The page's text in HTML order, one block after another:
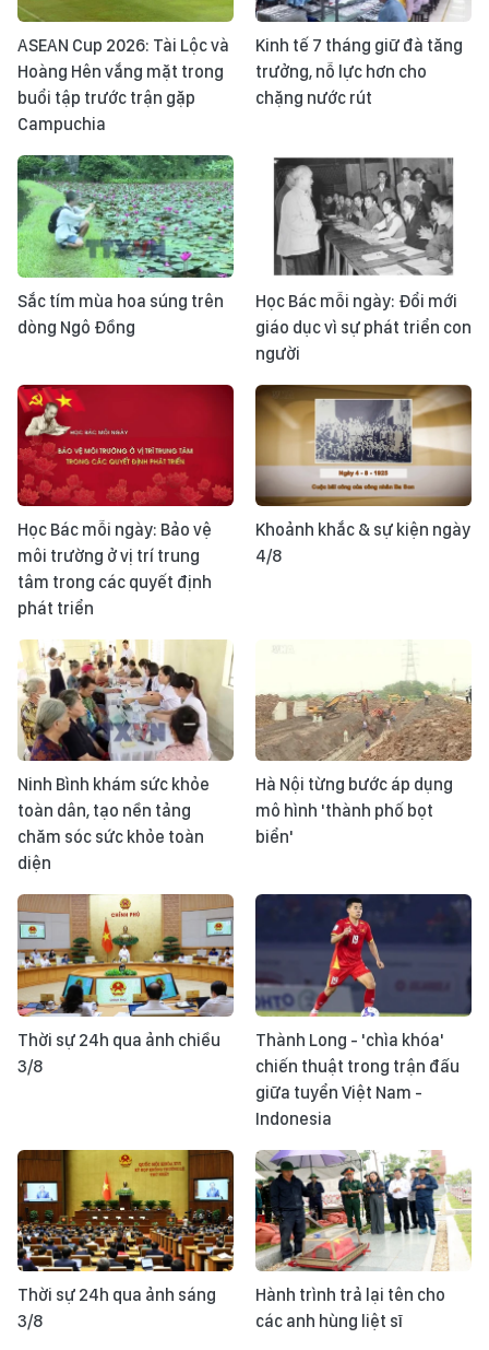
ASEAN Cup 2026: Tài Lộc và
Hoàng Hên vắng mặt trong
buổi tập trước trận gặp
Campuchia
Kinh tế 7 tháng giữ đà tăng
trưởng, nỗ lực hơn cho
chặng nước rút
Sắc tím mùa hoa súng trên
dòng Ngô Đồng
Học Bác mỗi ngày: Đổi mới
giáo dục vì sự phát triển con
người
Học Bác mỗi ngày: Bảo vệ
môi trường ở vị trí trung
tâm trong các quyết định
phát triển
Khoảnh khắc & sự kiện ngày
4/8
Ninh Bình khám sức khỏe
toàn dân, tạo nền tảng
chăm sóc sức khỏe toàn
diện
Hà Nội từng bước áp dụng
mô hình 'thành phố bọt
biển'
Thời sự 24h qua ảnh chiều
3/8
Thành Long - 'chìa khóa'
chiến thuật trong trận đấu
giữa tuyển Việt Nam -
Indonesia
Thời sự 24h qua ảnh sáng
3/8
Hành trình trả lại tên cho
các anh hùng liệt sĩ